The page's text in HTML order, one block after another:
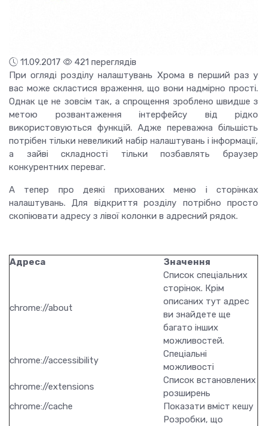
11.09.2017
421 переглядів
При огляді розділу налаштувань Хрома в перший раз у
вас може скластися враження, що вони надмірно прості.
Однак це не зовсім так, а спрощення зроблено швидше з
метою розвантаження інтерфейсу від рідко
використовуються функцій. Адже переважна більшість
потрібен тільки невеликий набір налаштувань і інформації,
а зайві складності тільки позбавлять браузер
конкурентних переваг.
А тепер про деякі прихованих меню і сторінках
налаштувань. Для відкриття розділу потрібно просто
скопіювати адресу з лівої колонки в адресний рядок.
Адреса Значення
chrome://about
Список спеціальних
сторінок. Крім
описаних тут адрес
ви знайдете ще
багато інших
можливостей.
chrome://accessibility
Спеціальні
можливості
chrome://extensions
Список встановлених
розширень
chrome://cache
Показати вміст кешу
Розробки, що